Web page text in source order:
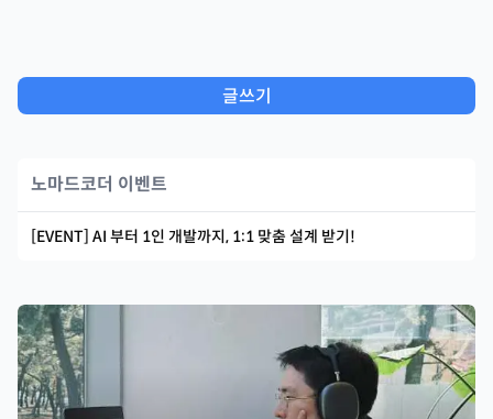
글쓰기
노마드코더 이벤트
[EVENT] AI 부터 1인 개발까지, 1:1 맞춤 설계 받기!